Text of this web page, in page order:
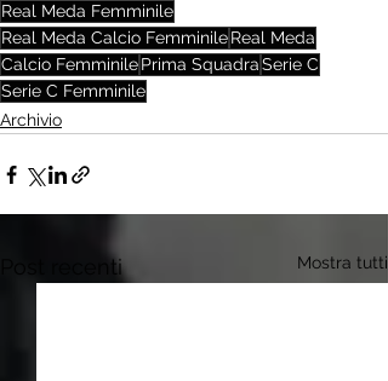
Real Meda Femminile
Real Meda Calcio FemminileReal Meda
Calcio FemminilePrima SquadraSerie C
Serie C Femminile
Archivio
Post recenti Mostra tutti